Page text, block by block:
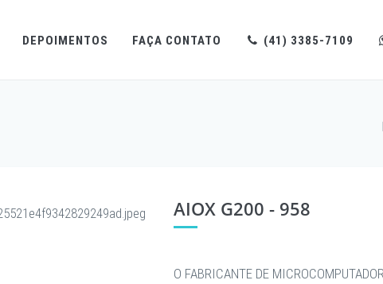
DEPOIMENTOS FAÇA CONTATO (41) 3385-7109
AIOX G200 - 958
O FABRICANTE DE